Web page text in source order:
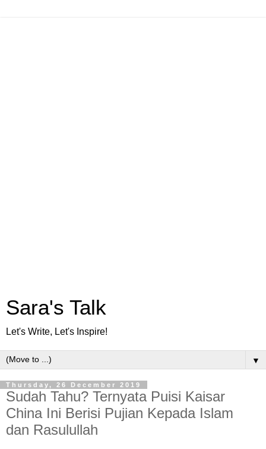
Sara's Talk
Let's Write, Let's Inspire!
▼
Thursday, 26 December 2019
Sudah Tahu? Ternyata Puisi Kaisar
China Ini Berisi Pujian Kepada Islam
dan Rasulullah